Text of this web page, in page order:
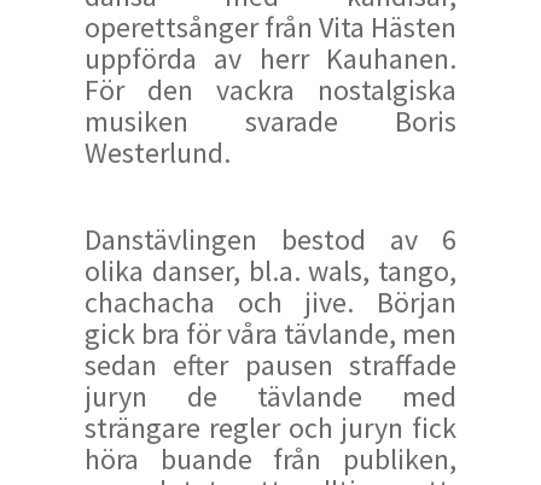
operettsånger från Vita Hästen
uppförda av herr Kauhanen.
För den vackra nostalgiska
musiken svarade Boris
Westerlund.
Danstävlingen bestod av 6
olika danser, bl.a. wals, tango,
chachacha och jive. Början
gick bra för våra tävlande, men
sedan efter pausen straffade
juryn de tävlande med
strängare regler och juryn fick
höra buande från publiken,